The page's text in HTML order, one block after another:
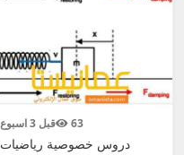
قبل 3 اسبوع 63
دروس خصوصية رياضيات